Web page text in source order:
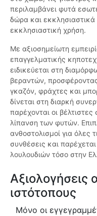
περιλαμβάνει φυτά
δώρα και εκκλησιαστικά
εκκλησιαστική χρήση.
Με αξιοσημείωτη
επαγγελματικής
ειδικεύεται στη
βεραντών,
γκαζόν, φράχτες και
δίνεται στη διαρκή
παρέχονται οι
λίπανση των φυτών.
ανθοστολισμοί για όλες
συνθέσεις και
λουλουδιών τόσο στην
ιστότοπους
Μόνο οι